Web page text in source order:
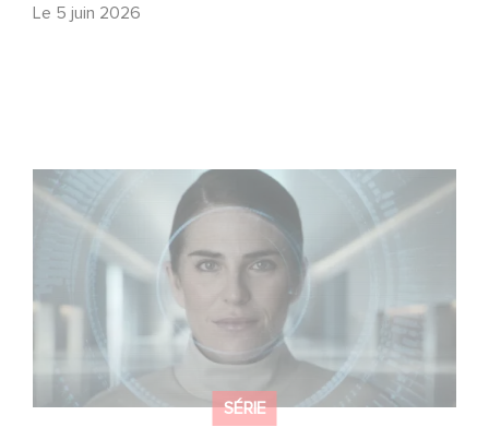
Le 5 juin 2026
SÉRIE
La nouvelle production Gaumont USA : « Futuro Desierto